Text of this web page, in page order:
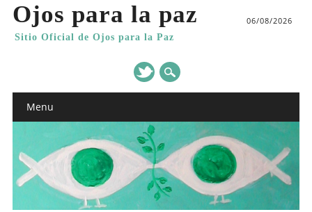
Ojos para la paz
Sitio Oficial de Ojos para la Paz
06/08/2026
Main menu
Menu